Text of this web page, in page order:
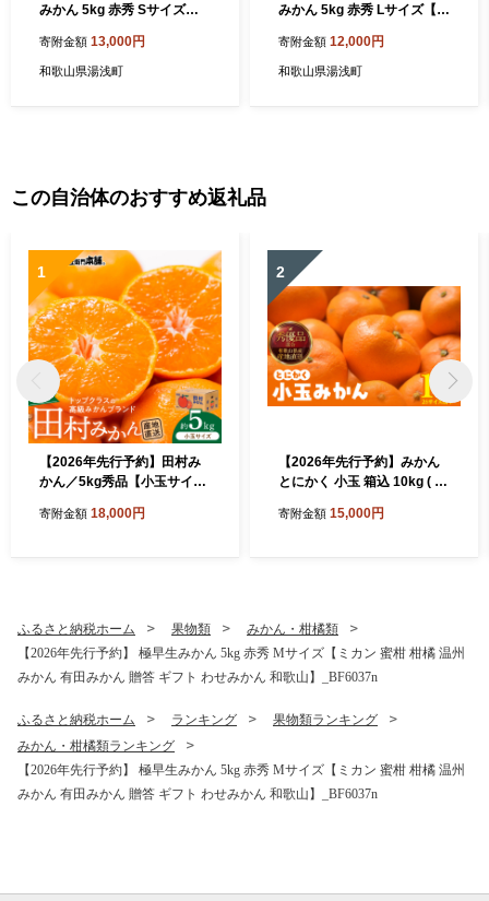
みかん 5kg 赤秀 Sサイズ
ん 有田みかん 贈答 ギフト わ
せみかん 和歌山】_BF6036n
寄附金額 13,000円
和歌山県湯浅町
みかん 5kg 赤秀 Lサイズ【ミ
田みかん 贈答 ギフト わせみ
かん 和歌山】_BF6038n
寄附金額 12,000円
和歌山県湯浅町
この自治体のおすすめ返礼品
1
【2026年先行予約】田村み
かん／5kg秀品【小玉サイ
寄附金額 18,000円
2
【2026年先行予約】みかん
とにかく 小玉 箱込 10kg ( 内
秀品 優品 混合 有田みかん 和
寄附金額 15,000円
ふるさと納税ホーム 果物類
みかん・柑橘類
【2026年先行予約】 極早生みかん 5kg 赤秀 Мサイズ【ミカン 蜜柑 柑橘 温州
みかん 有田みかん 贈答 ギフト わせみかん 和歌山】_BF6037n
ふるさと納税ホーム ランキング
果物類ランキング
みかん・柑橘類ランキング
【2026年先行予約】 極早生みかん 5kg 赤秀 Мサイズ【ミカン 蜜柑 柑橘 温州
みかん 有田みかん 贈答 ギフト わせみかん 和歌山】_BF6037n